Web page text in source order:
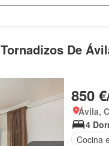
De
850
Ávila,
4
Cocina